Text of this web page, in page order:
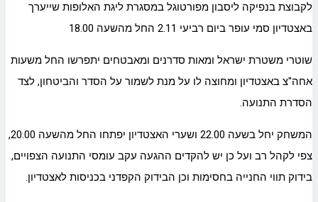
לקבוצת בנפיקה ליסבון מפורטוגל במסגרת ליגת האלופות שייערך
באצטדיון סמי עופר ביום רביעי 2.11 החל מהשעה 18.00
שוטרי משטרת ישראל ומאות סדרנים ומאבטחים יתפרשו החל משעות
אחה"צ באצטדיון ומחוצה לו על מנת לשמור על הסדר והביטחון, לצד
הסדרת התנועה.
המשחק יחל בשעה 22.00 ושערי האצטדיון יפתחו החל מהשעה 20.00,
צפי לקהל רב ועל כן יש להקדים ההגעה עקב עומסי התנועה הצפויים,
בידוק תווי החנייה בחסימות וכן הבידוק הקפדני בכניסות לאצטדיון.